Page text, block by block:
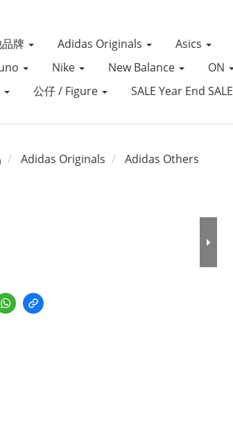
牌 Adidas Originals Asics
Nike New Balance ON
公仔 / Figure SALE Year End SALE
Adidas Originals Adidas Others